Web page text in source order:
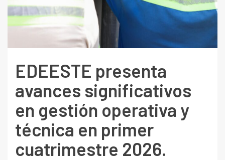
EDEESTE presenta
avances significativos
en gestión operativa y
técnica en primer
cuatrimestre 2026.